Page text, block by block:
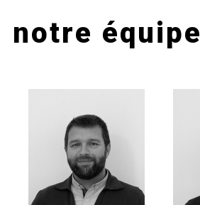
notre équipe